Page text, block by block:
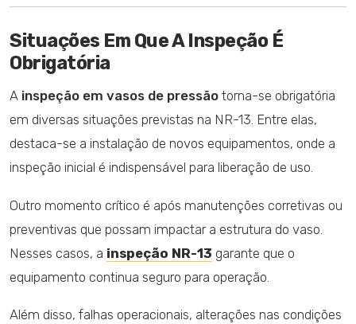
Situações Em Que A Inspeção É
Obrigatória
A inspeção em vasos de pressão torna-se obrigatória
em diversas situações previstas na NR-13. Entre elas,
destaca-se a instalação de novos equipamentos, onde a
inspeção inicial é indispensável para liberação de uso.
Outro momento crítico é após manutenções corretivas ou
preventivas que possam impactar a estrutura do vaso.
Nesses casos, a inspeção NR-13 garante que o
equipamento continua seguro para operação.
Além disso, falhas operacionais, alterações nas condições